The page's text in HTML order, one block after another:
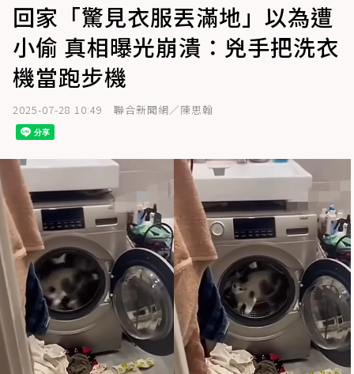
回家「驚見衣服丟滿地」以為遭
小偷 真相曝光崩潰：兇手把洗衣
機當跑步機
2025-07-28 10:49 聯合新聞網／陳思翰